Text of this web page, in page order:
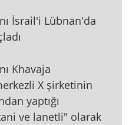
İsrail'i Lübnan'da
Khavaja
X şirketinin
yaptığı
ve lanetli" olarak